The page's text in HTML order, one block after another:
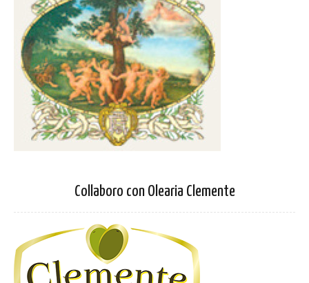
Collaboro con Olearia Clemente